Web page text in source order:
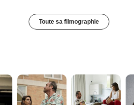
Toute sa filmographie